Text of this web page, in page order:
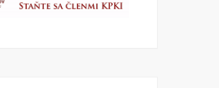
e T k